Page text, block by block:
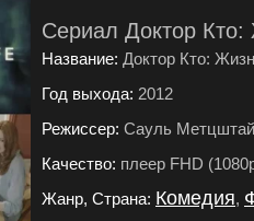
Сериал Доктор
Название: Доктор Кто:
Год выхода: 2012
Режиссер: Сауль
Качество: плеер FHD
Жанр, Страна: Комедия,